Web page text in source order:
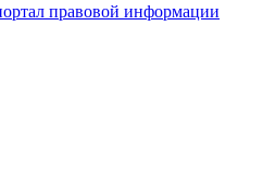
правовой информации